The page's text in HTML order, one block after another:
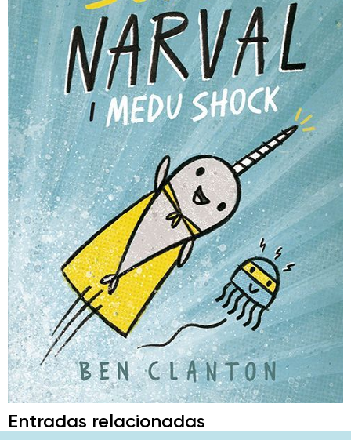
Entradas relacionadas